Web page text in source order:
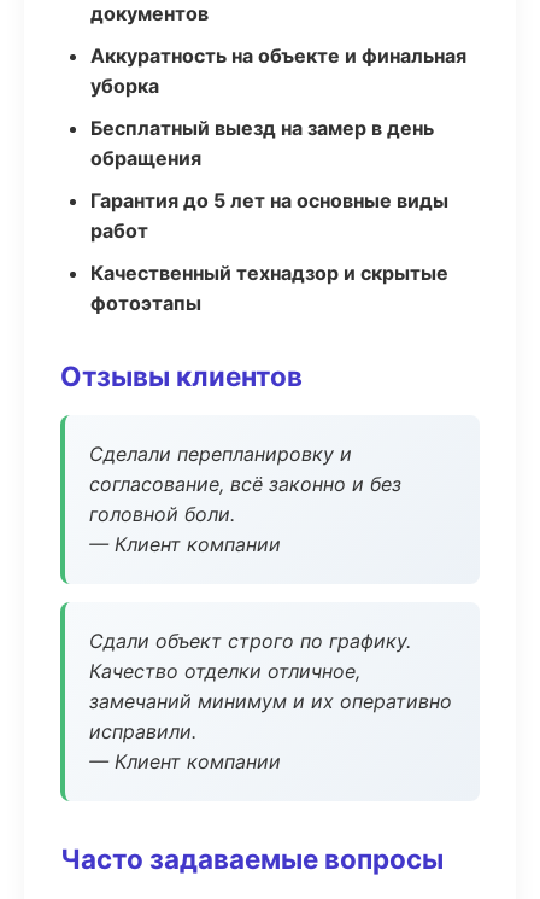
документов
Аккуратность на объекте и финальная
уборка
Бесплатный выезд на замер в день
обращения
Гарантия до 5 лет на основные виды
работ
Качественный технадзор и скрытые
фотоэтапы
Отзывы клиентов
Сделали перепланировку и
согласование, всё законно и без
головной боли.
— Клиент компании
Сдали объект строго по графику.
Качество отделки отличное,
замечаний минимум и их оперативно
исправили.
— Клиент компании
Часто задаваемые вопросы